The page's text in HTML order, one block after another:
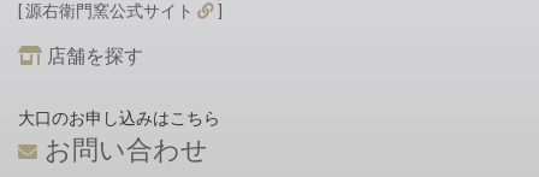
[ 源右衛門窯公式サイト
]
店舗を探す
大口のお申し込みはこちら
お問い合わせ